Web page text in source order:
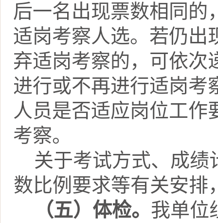
后一名出现票数相同的
适岗考察人选。若仍出
弃适岗考察的，可依次
进行或不再进行适岗考
人员是否适应岗位工作
考察。
关于考试方式、成
数比例要求等有关安排
（五）体检。 我单位